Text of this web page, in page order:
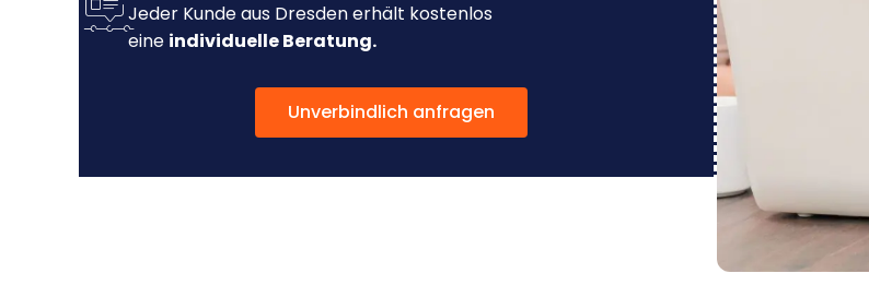
Jeder Kunde aus Dresden erhält kostenlos
eine individuelle Beratung.
Unverbindlich anfragen